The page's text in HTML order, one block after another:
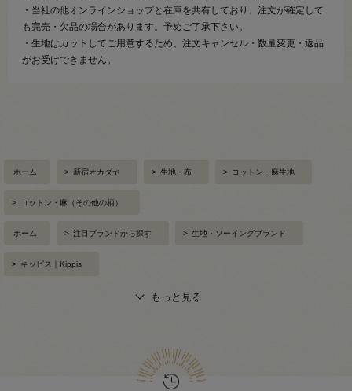
・当社の他オンラインショップと在庫を共有しており、注文が確定して
も完売・欠品の場合があります。予めご了承下さい。
・生地はカットしてご用意するため、注文キャンセル・数量変更・返品
がお受けできません。
ホーム > 新宿オカダヤ > 生地・布 > コットン・麻生地
> コットン・麻（その他の柄）
ホーム > 注目ブランドから探す > 生地・ソーイングブランド
> キッピス｜Kippis
もっと見る